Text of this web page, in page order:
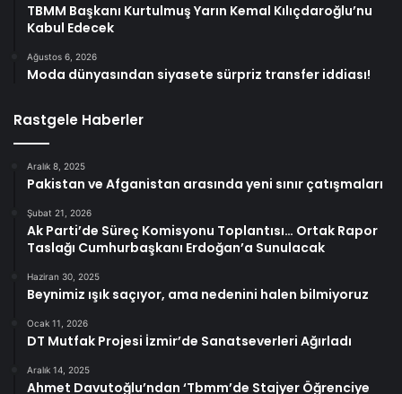
TBMM Başkanı Kurtulmuş Yarın Kemal Kılıçdaroğlu’nu
Kabul Edecek
Ağustos 6, 2026
Moda dünyasından siyasete sürpriz transfer iddiası!
Rastgele Haberler
Aralık 8, 2025
Pakistan ve Afganistan arasında yeni sınır çatışmaları
Şubat 21, 2026
Ak Parti’de Süreç Komisyonu Toplantısı… Ortak Rapor
Taslağı Cumhurbaşkanı Erdoğan’a Sunulacak
Haziran 30, 2025
Beynimiz ışık saçıyor, ama nedenini halen bilmiyoruz
Ocak 11, 2026
DT Mutfak Projesi İzmir’de Sanatseverleri Ağırladı
Aralık 14, 2025
Ahmet Davutoğlu’ndan ‘Tbmm’de Stajyer Öğrenciye